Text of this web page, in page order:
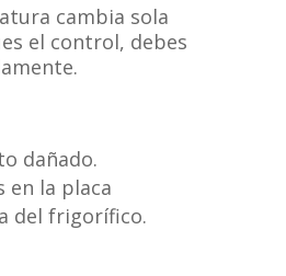
cambia sola
el control, debes
dañado.
en la placa
del frigorífico.